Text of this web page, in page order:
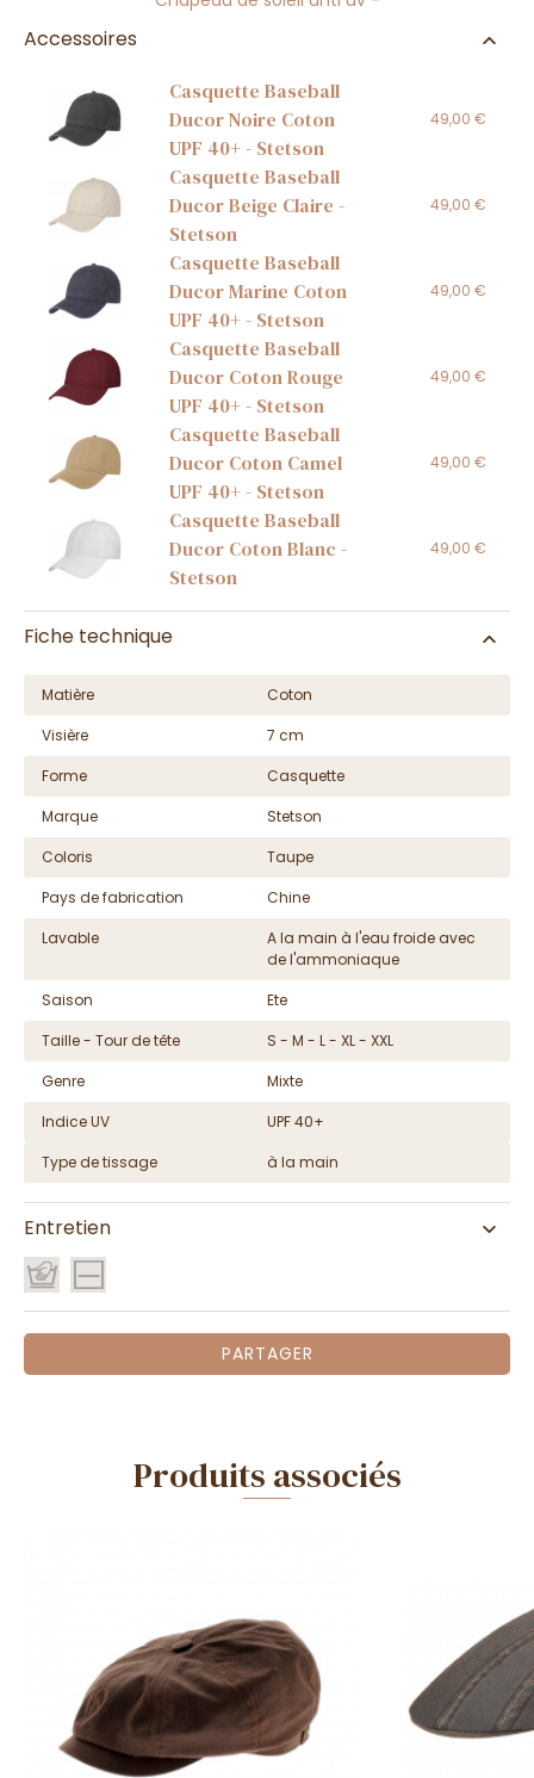
Accessoires
Casquette Baseball
Ducor Noire Coton
UPF 40+ - Stetson
49,00 €
Casquette Baseball
Ducor Beige Claire -
Stetson
49,00 €
Casquette Baseball
Ducor Marine Coton
UPF 40+ - Stetson
49,00 €
Casquette Baseball
Ducor Coton Rouge
UPF 40+ - Stetson
49,00 €
Casquette Baseball
Ducor Coton Camel
UPF 40+ - Stetson
49,00 €
Casquette Baseball
Ducor Coton Blanc -
Stetson
49,00 €
Fiche technique
Matière
Coton
Visière
7 cm
Forme
Casquette
Marque
Stetson
Coloris
Taupe
Pays de fabrication
Chine
Lavable
A la main à l'eau froide avec
de l'ammoniaque
Saison
Ete
Taille - Tour de tête
S - M - L - XL - XXL
Genre
Mixte
Indice UV
UPF 40+
Type de tissage
à la main
Entretien
PARTAGER
Produits associés